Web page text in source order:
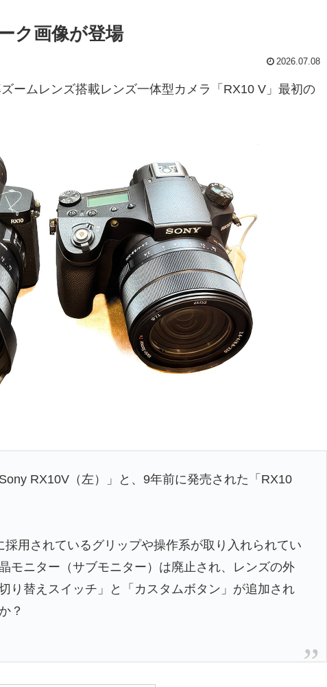
ク画像が登場
2026.07.08
ームレンズ搭載レンズ一体型カメラ「RX10 V」最初の
RX10V（左）」と、9年前に発売された「RX10
用されているグリップや操作系が取り入れられてい
モニター（サブモニター）は廃止され、レンズの外
り替えスイッチ」と「カスタムボタン」が追加され
？